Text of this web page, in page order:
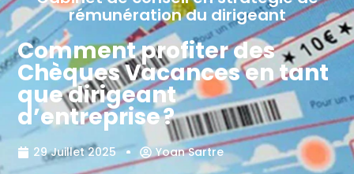
rémunération du dirigeant
Comment profiter des
Chèques Vacances en tant
que dirigeant
d’entreprise ?
29 Juillet 2025 Yoan Sartre